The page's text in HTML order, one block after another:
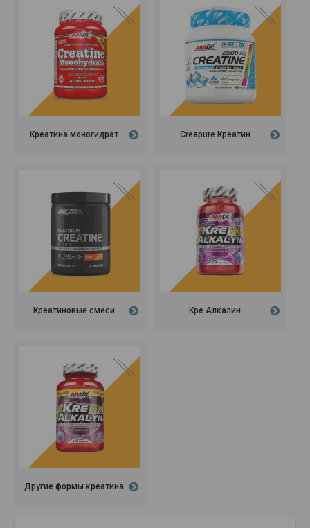
Креатина моногидрат Creapure Креатин
Креатиновые смеси Кре Алкалин
Другие формы креатина